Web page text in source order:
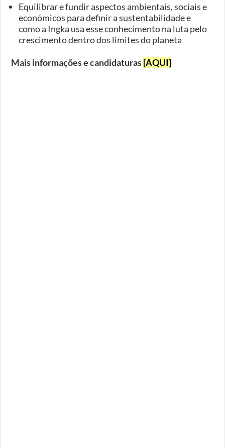
Equilibrar e fundir aspectos ambientais, sociais e
económicos para definir a sustentabilidade e
como a Ingka usa esse conhecimento na luta pelo
crescimento dentro dos limites do planeta
Mais informações e candidaturas[AQUI]